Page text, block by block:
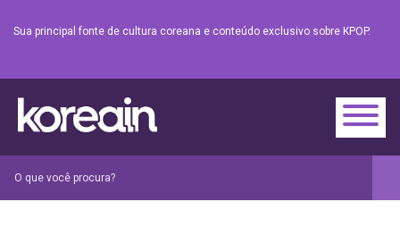
Sua principal fonte de cultura coreana e conteúdo exclusivo sobre KPOP.